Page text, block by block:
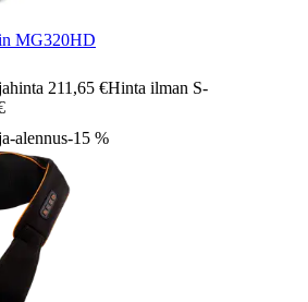
MG320HD
211,65 €Hinta ilman S-
alennus-15 %